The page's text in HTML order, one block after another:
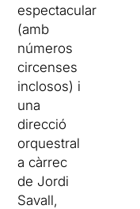
espectacular
(amb
números
circenses
inclosos) i
una
direcció
orquestral
a càrrec
de Jordi
Savall,